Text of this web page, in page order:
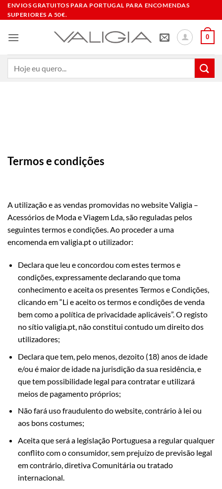
Skip
to
ENVIOS GRATUITOS PARA PORTUGAL PARA ENCOMENDAS
SUPERIORES A 50€.
0
Termos e condições
A utilização e as vendas promovidas no website Valigia –
Acessórios de Moda e Viagem Lda, são reguladas pelos
seguintes termos e condições. Ao proceder a uma
encomenda em valigia.pt o utilizador:
Declara que leu e concordou com estes termos e
condições, expressamente declarando que toma
conhecimento e aceita os presentes Termos e Condições,
clicando em “Li e aceito os termos e condições de venda
bem como a política de privacidade aplicáveis”. O registo
no sítio valigia.pt, não constitui contudo um direito dos
utilizadores;
Declara que tem, pelo menos, dezoito (18) anos de idade
e/ou é maior de idade na jurisdição da sua residência, e
que tem possibilidade legal para contratar e utilizará
meios de pagamento próprios;
Não fará uso fraudulento do website, contrário à lei ou
aos bons costumes;
Aceita que será a legislação Portuguesa a regular qualquer
conflito com o consumidor, sem prejuízo de previsão legal
em contrário, diretiva Comunitária ou tratado
internacional.